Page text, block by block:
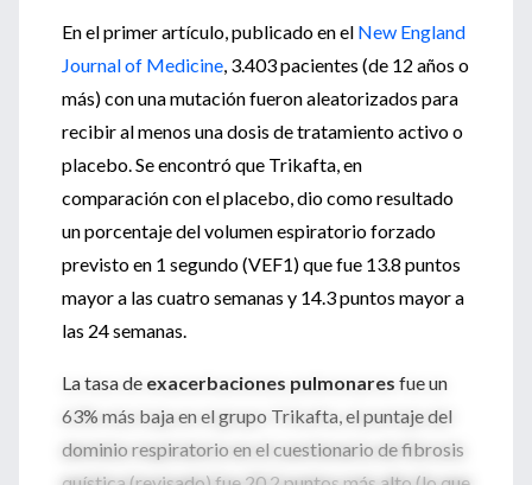
En el primer artículo, publicado en el New England
Journal of Medicine, 3.403 pacientes (de 12 años o
más) con una mutación fueron aleatorizados para
recibir al menos una dosis de tratamiento activo o
placebo. Se encontró que Trikafta, en
comparación con el placebo, dio como resultado
un porcentaje del volumen espiratorio forzado
previsto en 1 segundo (VEF1) que fue 13.8 puntos
mayor a las cuatro semanas y 14.3 puntos mayor a
las 24 semanas.
La tasa de exacerbaciones pulmonares fue un
63% más baja en el grupo Trikafta, el puntaje del
dominio respiratorio en el cuestionario de fibrosis